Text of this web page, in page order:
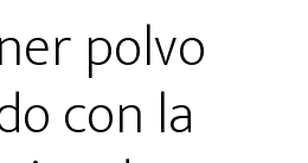
polvo
con la